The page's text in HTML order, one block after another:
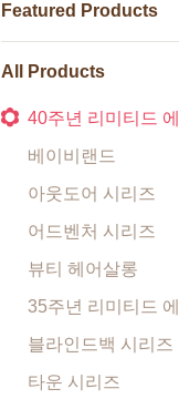
Featured Products
All Products
40주년 리미티드
베이비랜드
아웃도어 시리즈
어드벤처 시리즈
뷰티 헤어살롱
35주년 리미티드
블라인드백 시리즈
타운 시리즈